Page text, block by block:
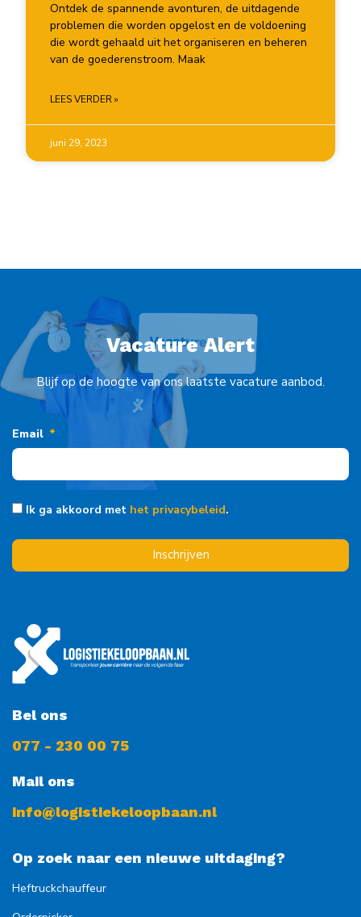
Ontdek de spannende avonturen, de uitdagende
problemen die worden opgelost en de voldoening
die wordt gehaald uit het organiseren en beheren
van de goederenstroom. Maak
LEES VERDER »
juni 29, 2023
Vacature Alert
Blijf op de hoogte van ons laatste vacature aanbod.
Email
Ik ga akkoord met het privacybeleid.
Inschrijven
Bel ons
077 - 230 00 75
Mail ons
info@logistiekeloopbaan.nl
Op zoek naar een nieuwe uitdaging?
Heftruckchauffeur